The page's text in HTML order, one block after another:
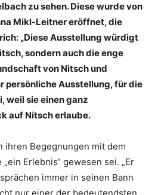
zu sehen. Diese wurde von
Mikl-Leitner eröffnet, die
„Diese Ausstellung würdigt
sondern auch die enge
von Nitsch und
persönliche Ausstellung, für die
weil sie einen ganz
auf Nitsch erlaube.
ihren Begegnungen mit dem
Erlebnis“ gewesen sei. „Er
immer in seinen Bann